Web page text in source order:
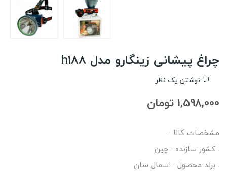
چراغ پیشانی زینگارو مدل h188
نوشتن یک نظر
1,598,000 تومان
مشخصات کالا :
. کشور سازنده : چین
. برند محصول : اسمال سان